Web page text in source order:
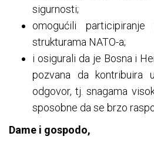
sigurnosti;
omogućili
strukturama NATO-a;
i osigurali da je Bosna i
pozvana da kontribuira
odgovor, tj. snagama
sposobne da se brzo
Dame i gospodo,